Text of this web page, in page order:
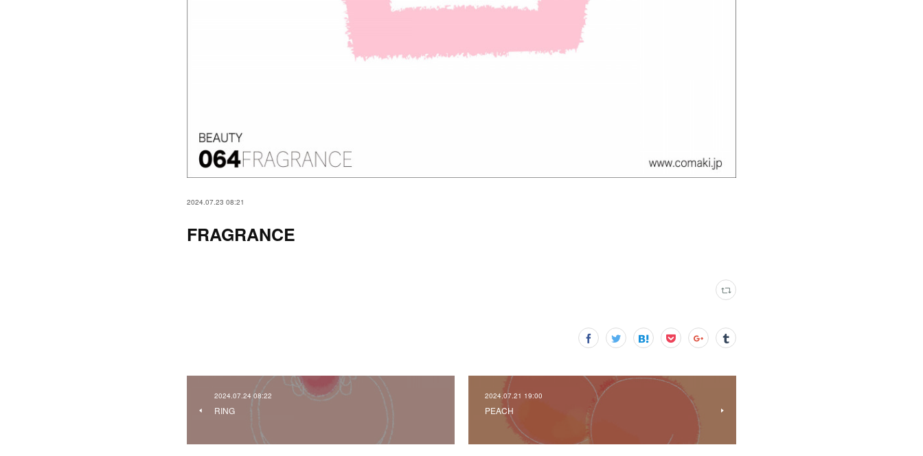
2024.07.23 08:21
FRAGRANCE
2024.07.24 08:22
RING
2024.07.21 19:00
PEACH